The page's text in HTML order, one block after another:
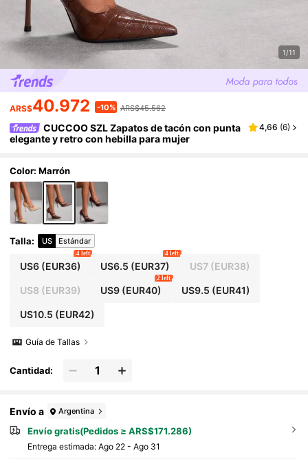
1/11
ARS$40.972 -10% ARS$45.562
CUCCOO SZL Zapatos de tacón con punta
elegante y retro con hebilla para mujer
4,66 (6)
Color: Marrón
Talla: US Estándar
US6(EUR36)
4 left
US6.5 (EUR37)
4 left
US7(EUR38)
US8 (EUR39) US9 (EUR40)
2 left
US9.5 (EUR41)
US10.5 (EUR42)
Guía de Tallas
Cantidad:
Envío a Argentina
Envío gratis(Pedidos ≥ ARS$171.286)
Entrega estimada: Ago 22 - Ago 31